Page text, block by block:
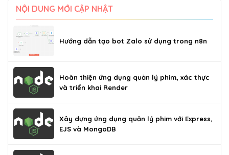
NỘI DUNG MỚI CẬP NHẬT
Hướng dẫn tạo bot Zalo sử dụng trong n8n
Hoàn thiện ứng dụng quản lý phim, xác thực
và triển khai Render
Xây dựng ứng dụng quản lý phim với Express,
EJS và MongoDB